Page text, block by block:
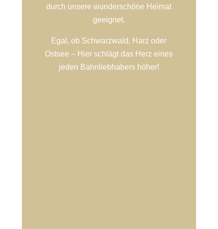
durch unsere wunderschöne Heimat
geeignet.
Egal, ob Schwarzwald, Harz oder
Ostsee – Hier schlägt das Herz eines
jeden Bahnliebhabers höher!